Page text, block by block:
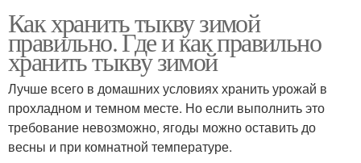
Как хранить тыкву зимой
правильно. Где и как правильно
хранить тыкву зимой
Лучше всего в домашних условиях хранить урожай в
прохладном и темном месте. Но если выполнить это
требование невозможно, ягоды можно оставить до
весны и при комнатной температуре.